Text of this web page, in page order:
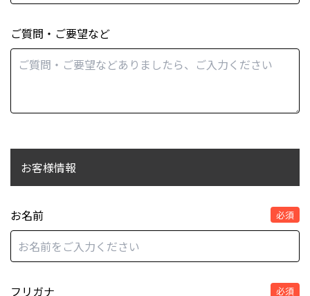
ご質問・ご要望など
お客様情報
お名前 必須
フリガナ 必須